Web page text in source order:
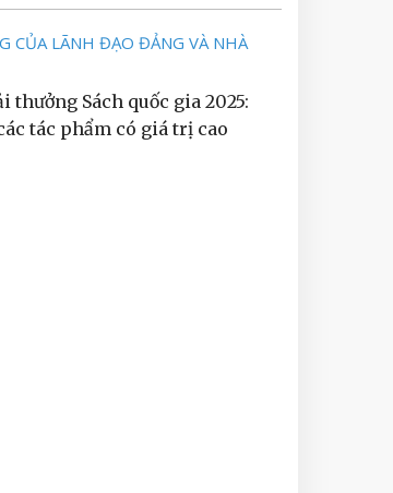
CỦA LÃNH ĐẠO ĐẢNG VÀ NHÀ
thưởng Sách quốc gia 2025:
tác phẩm có giá trị cao